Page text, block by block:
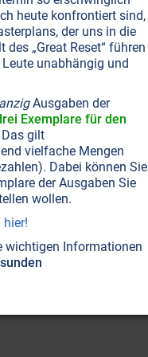
der Mensch, um ein
AUSGABE BESTELLEN
Sonnenlicht!
Eis oder Winter zu
verkauft
Mensch im Grunde
in höchster Qualität,
heute konfrontiert sind,
der uns in die
„Great Reset“ führen
unabhängig und
Ausgaben der
Exemplare für den
gilt
vielfache Mengen
Dabei können Sie
der Ausgaben Sie
wollen.
hier!
wichtigen Informationen